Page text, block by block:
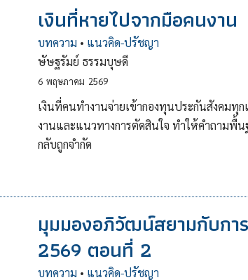
เงินที่หายไปจากมือคนงาน
บทความ • แนวคิด-ปรัชญา
ษัษฐรัมย์ ธรรมบุษดี
6 พฤษภาคม 2569
เงินที่คนทำงานจ่ายเข้ากองทุนประกันสังคมทุ
งานและแนวทางการตัดสินใจ ทำให้คำถามพื้
กลับถูกจำกัด
มุมมองอภิวัฒน์สยามกับกา
2569 ตอนที่ 2
บทความ • แนวคิด-ปรัชญา